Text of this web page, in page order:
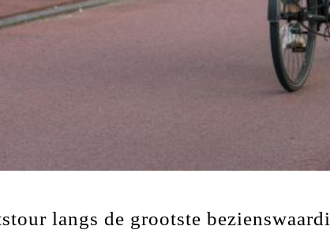
langs de grootste